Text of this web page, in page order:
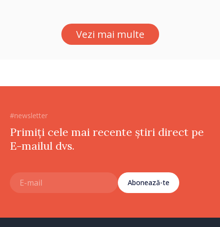
Petra Lärke
Vezi mai multe
#newsletter
Primiți cele mai recente știri direct pe
E-mailul dvs.
Abonează-te